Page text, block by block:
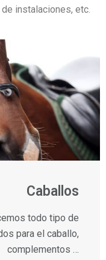
instalaciones, etc.
Caballos
todo tipo de
para el caballo,
complementos …